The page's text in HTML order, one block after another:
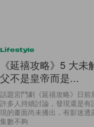
Lifestyle
《延禧攻略》5 大
父不是皇帝而是...
話題宮鬥劇《延禧攻略》日
許多人持續討論，發現還是
現的畫面尚未播出，有影迷
集數不夠